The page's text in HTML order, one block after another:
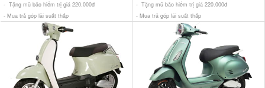
- Tặng mũ bảo hiểm trị giá 220.000đ
- Mua trả góp lãi suất thấp
- Tặng mũ bảo hiểm trị giá 220.000đ
- Mua trả góp lãi suất thấp